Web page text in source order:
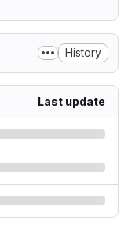
History
Last update